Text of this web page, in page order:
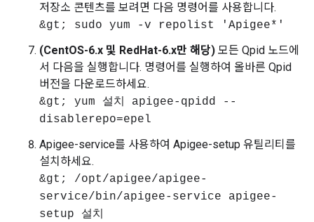
저장소 콘텐츠를 보려면 다음 명령어를 사용합니다.
&gt; sudo yum -v repolist 'Apigee*'
(CentOS-6.x 및 RedHat-6.x만 해당) 모든 Qpid 노드에
서 다음을 실행합니다. 명령어를 실행하여 올바른 Qpid
버전을 다운로드하세요.
&gt; yum 설치 apigee-qpidd --
disablerepo=epel
Apigee-service를 사용하여 Apigee-setup 유틸리티를
설치하세요.
&gt; /opt/apigee/apigee-
service/bin/apigee-service apigee-
setup 설치